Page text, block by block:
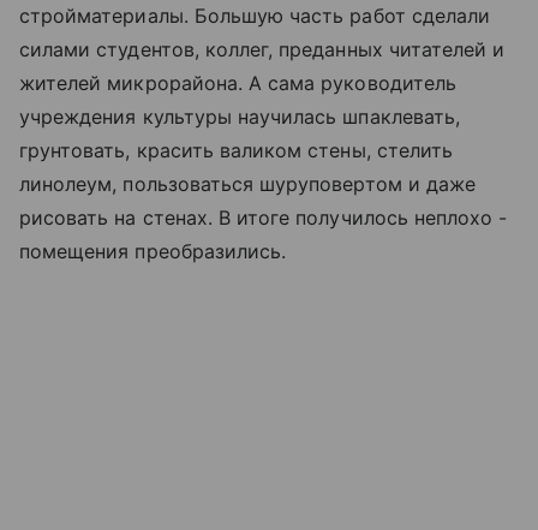
стройматериалы. Большую часть работ сделали
силами студентов, коллег, преданных читателей и
жителей микрорайона. А сама руководитель
учреждения культуры научилась шпаклевать,
грунтовать, красить валиком стены, стелить
линолеум, пользоваться шуруповертом и даже
рисовать на стенах. В итоге получилось неплохо -
помещения преобразились.